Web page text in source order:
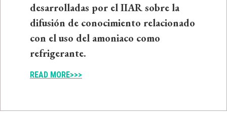
desarrolladas por el IIAR sobre la
difusión de conocimiento relacionado
con el uso del amoniaco como
refrigerante.
READ MORE>>>